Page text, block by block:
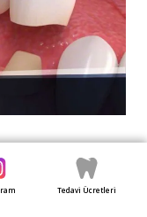
Tedavi Ücretleri